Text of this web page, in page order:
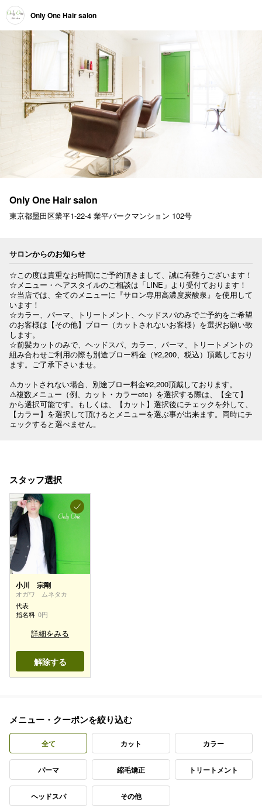
Only One Hair salon
Only One Hair salon
東京都墨田区業平1-22-4 業平パークマンション 102号
サロンからのお知らせ
☆この度は貴重なお時間にご予約頂きまして、誠に有難うございます！
☆メニュー・ヘアスタイルのご相談は「LINE」より受付ております！
☆当店では、全てのメニューに『サロン専用高濃度炭酸泉』を使用して
います！
☆カラー、パーマ、トリートメント、ヘッドスパのみでご予約をご希望
のお客様は【その他】ブロー（カットされないお客様）を選択お願い致
します。
☆前髪カットのみで、ヘッドスパ、カラー、パーマ、トリートメントの
組み合わせご利用の際も別途ブロー料金（¥2,200、税込）頂戴しており
ます。ご了承下さいませ。
⚠️カットされない場合、別途ブロー料金¥2,200頂戴しております。
⚠️複数メニュー（例、カット・カラーetc）を選択する際は、【全て】
から選択可能です。もしくは、【カット】選択後にチェックを外して、
【カラー】を選択して頂けるとメニューを選ぶ事が出来ます。同時にチ
ェックすると選べません。
スタッフ選択
小川 宗剛
オガワ ムネタカ
代表
指名料 0円
詳細をみる
解除する
メニュー・クーポンを絞り込む
全て カット カラー
パーマ 縮毛矯正 トリートメント
ヘッドスパ その他